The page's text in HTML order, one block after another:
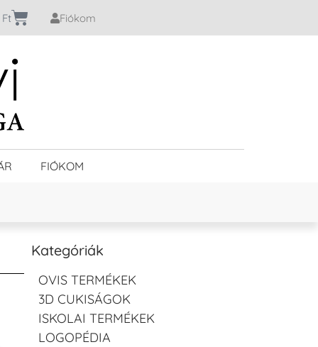
Ft Fiókom
FIÓKOM
Kategóriák
OVIS TERMÉKEK
3D CUKISÁGOK
ISKOLAI TERMÉKEK
LOGOPÉDIA